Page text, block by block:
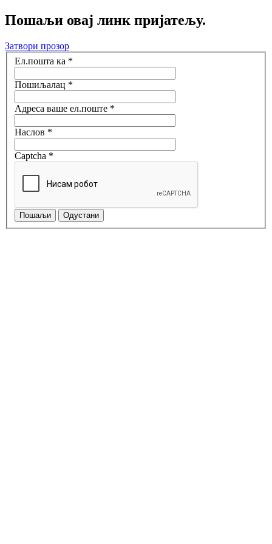
Пошаљи овај линк пријатељу.
Затвори прозор
Ел.пошта ка *
Пошиљалац *
Адреса ваше ел.поште *
Наслов *
Captcha *
Пошаљи Одустани